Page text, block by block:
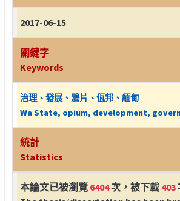
2017-06-15
關鍵字
Keywords
治理、發展、鴉片、佤邦、緬甸
Wa State, opium, development,
統計
Statistics
本論文已被瀏覽 6404次，被下載 403